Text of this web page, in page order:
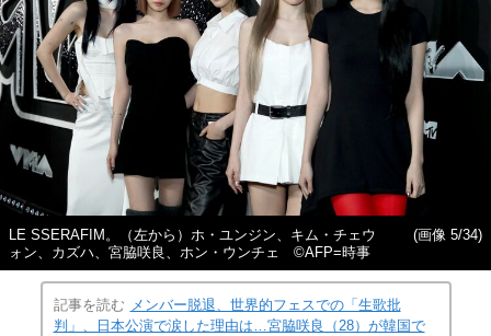
LE SSERAFIM。（左から）ホ・ユンジン、キム・チェウ
ォン、カズハ、宮脇咲良、ホン・ウンチェ ©AFP=時事
(画像 5/34)
記事を読む メンバー脱退、世界的フェスでの「生歌批
判」、日本公演で涙した理由は…宮脇咲良（28）が韓国で